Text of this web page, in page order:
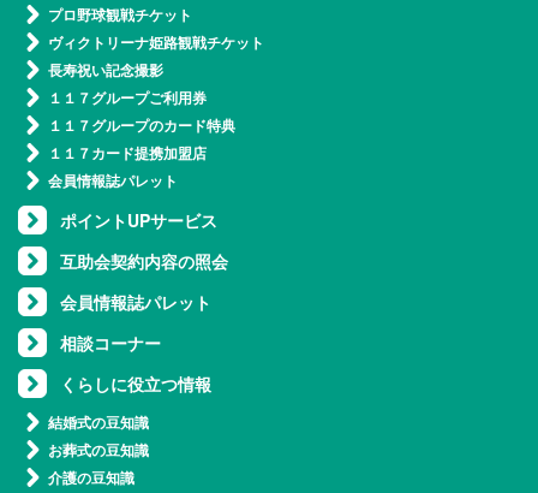
プロ野球観戦チケット
ヴィクトリーナ姫路観戦チケット
長寿祝い記念撮影
１１７グループご利用券
１１７グループのカード特典
１１７カード提携加盟店
会員情報誌パレット
ポイントUPサービス
互助会契約内容の照会
会員情報誌パレット
相談コーナー
くらしに役立つ情報
結婚式の豆知識
お葬式の豆知識
介護の豆知識